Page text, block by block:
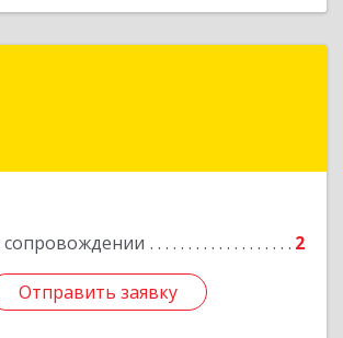
сопровождении 2
Отправить заявку
Ямало-Ненецкий АО, Салехард г,
Отправить заявку